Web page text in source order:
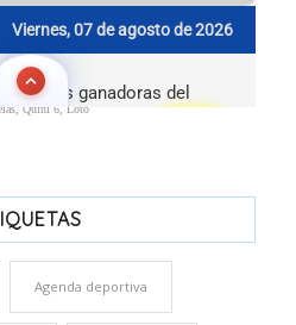
Quini 6, Loto
Agenda deportiva